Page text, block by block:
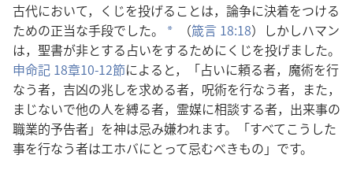
古代において，くじを投げることは，論争に決着をつける
ための正当な手段でした。
* （箴言 18:18）しかしハマン
は，聖書が非とする占いをするためにくじを投げました。
申命記 18章10-12節によると，「占いに頼る者，魔術を行
なう者，吉凶の兆しを求める者，呪術を行なう者，また，
まじないで他の人を縛る者，霊媒に相談する者，出来事の
職業的予告者」を神は忌み嫌われます。「すべてこうした
事を行なう者はエホバにとって忌むべきもの」です。